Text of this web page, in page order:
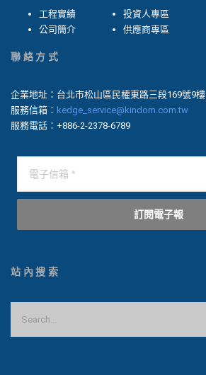
工程實績
公司簡介
投資人專區
供應商專區
聯絡方式
企業地址：台北市松山區民權東路三段169號9樓
服務信箱： kedge_service@kindom.com.tw
服務電話：+886-2-2378-6789
訂閱電子報
站內搜索